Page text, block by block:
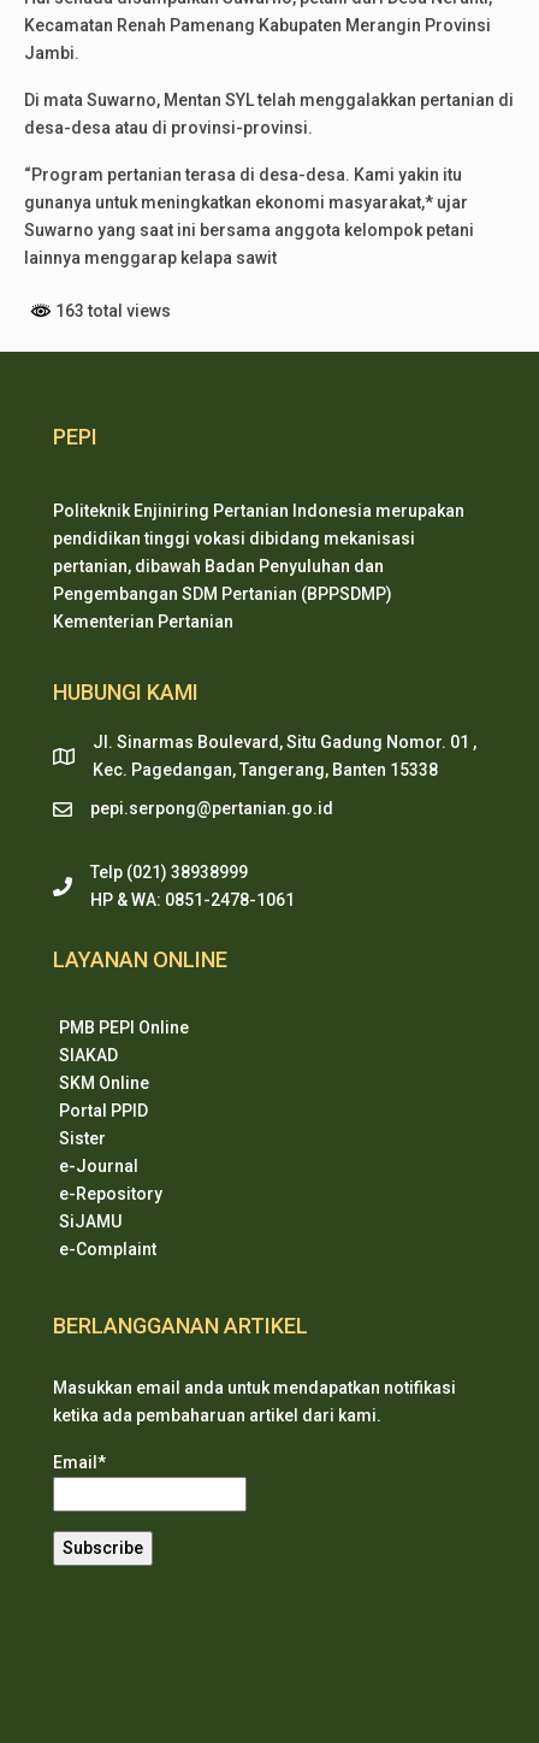
Kecamatan Renah Pamenang Kabupaten Merangin Provinsi
Jambi.
Di mata Suwarno, Mentan SYL telah menggalakkan pertanian di
desa-desa atau di provinsi-provinsi.
“Program pertanian terasa di desa-desa. Kami yakin itu
gunanya untuk meningkatkan ekonomi masyarakat,* ujar
Suwarno yang saat ini bersama anggota kelompok petani
lainnya menggarap kelapa sawit
163 total views
PEPI
Politeknik Enjiniring Pertanian Indonesia merupakan
pendidikan tinggi vokasi dibidang mekanisasi
pertanian, dibawah Badan Penyuluhan dan
Pengembangan SDM Pertanian (BPPSDMP)
Kementerian Pertanian
HUBUNGI KAMI
Jl. Sinarmas Boulevard, Situ Gadung Nomor. 01 ,
Kec. Pagedangan, Tangerang, Banten 15338
pepi.serpong@pertanian.go.id
Telp (021) 38938999
HP & WA: 0851-2478-1061
LAYANAN ONLINE
PMB PEPI Online
SIAKAD
SKM Online
Portal PPID
Sister
e-Journal
e-Repository
SiJAMU
e-Complaint
BERLANGGANAN ARTIKEL
Masukkan email anda untuk mendapatkan notifikasi
ketika ada pembaharuan artikel dari kami.
Email*